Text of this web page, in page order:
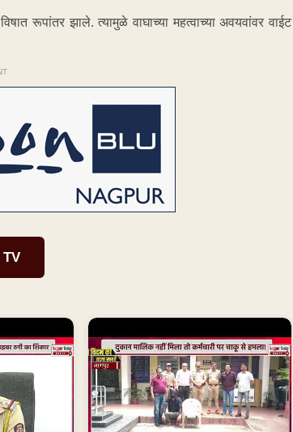
रूपांतर झाले. त्यामुळे वाघाच्या महत्वाच्या अवयवांवर वाईट